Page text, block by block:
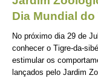
Dia Mundial do
No próximo dia 29 de
conhecer o Tigre-da-
estimular os
lançados pelo Jardim